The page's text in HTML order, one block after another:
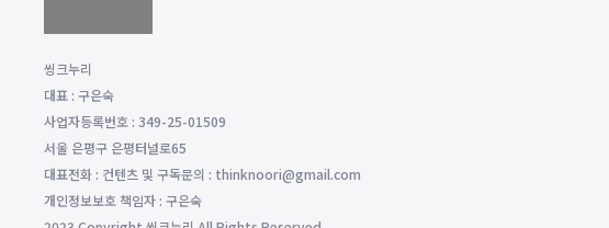
씽크누리
대표 : 구은숙
사업자등록번호 : 349-25-01509
서울 은평구 은평터널로65
대표전화 : 컨텐츠 및 구독문의 : thinknoori@gmail.com
개인정보보호 책임자 : 구은숙